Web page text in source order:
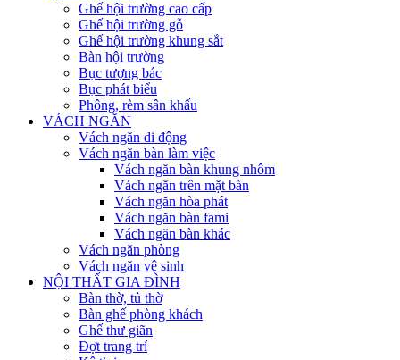
Ghế hội trường cao cấp
Ghế hội trường gỗ
Ghế hội trường khung sắt
Bàn hội trường
Bục tượng bác
Bục phát biểu
Phông, rèm sân khấu
VÁCH NGĂN
Vách ngăn di động
Vách ngăn bàn làm việc
Vách ngăn bàn khung nhôm
Vách ngăn trên mặt bàn
Vách ngăn hòa phát
Vách ngăn bàn fami
Vách ngăn bàn khác
Vách ngăn phòng
Vách ngăn vệ sinh
NỘI THẤT GIA ĐÌNH
Bàn thờ, tủ thờ
Bàn ghế phòng khách
Ghế thư giãn
Đợt trang trí